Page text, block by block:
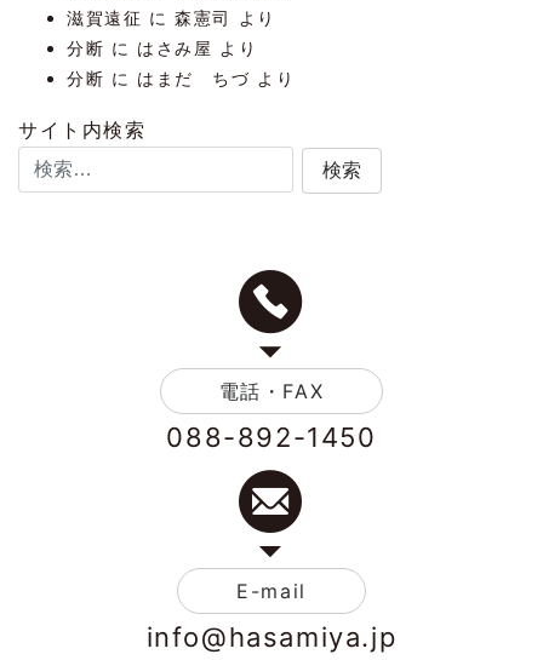
滋賀遠征 に森憲司
より
分断 に はさみ屋 より
分断 に はまだ ちづ より
サイト内検索
電話・FAX
088-892-1450
E-mail
info@hasamiya.jp